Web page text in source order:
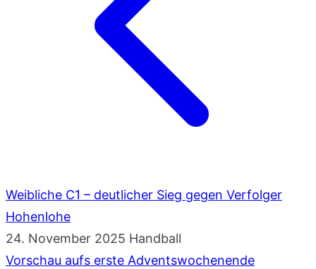
Weibliche C1 – deutlicher Sieg gegen Verfolger
Hohenlohe
24. November 2025 Handball
Vorschau aufs erste Adventswochenende